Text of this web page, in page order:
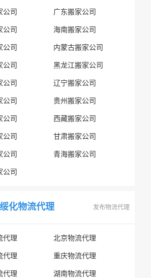
公司 广东搬家公司
公司 海南搬家公司
公司 内蒙古搬家公司
公司 黑龙江搬家公司
公司 辽宁搬家公司
公司 贵州搬家公司
公司 西藏搬家公司
公司 甘肃搬家公司
公司 青海搬家公司
公司
绥化物流代理 发布物流代理
代理 北京物流代理
代理 重庆物流代理
代理 湖南物流代理